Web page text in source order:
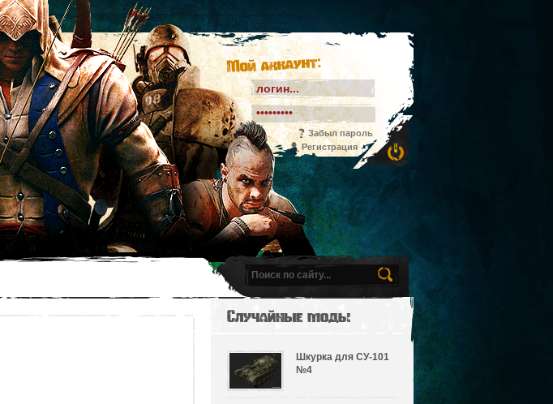
Мой аккаунт:
Забыл пароль
Регистрация
Случайные моды
Шкурка для СУ-101
№4